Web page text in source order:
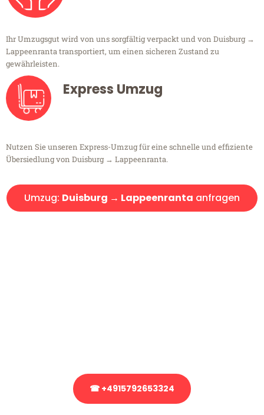
Ihr Umzugsgut wird von uns sorgfältig verpackt und von Duisburg →
Lappeenranta transportiert, um einen sicheren Zustand zu
gewährleisten.
Express Umzug
Nutzen Sie unseren Express-Umzug für eine schnelle und effiziente
Übersiedlung von Duisburg → Lappeenranta.
Umzug: Duisburg → Lappeenranta anfragen
☎ +4915792653324